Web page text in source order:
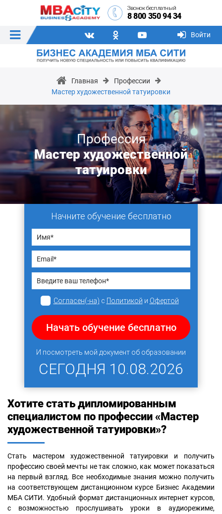
Звонок бесплатный
8 800 350 94 34
Войти
Главная
Профессии
Мастер художественной татуировки
Профессия
Мастер художественной
татуировки
Начните обучение бесплатно
Согласен(-на) с Политикой и Офертой
Начать обучение бесплатно
И посмотреть мой документ об образовании
СЕГОДНЯ 10.08.2026
Хотите стать дипломированным
специалистом по профессии «Мастер
художественной татуировки»?
Стать мастером художественной татуировки и получить
профессию своей мечты не так сложно, как может показаться
на первый взгляд. Все необходимые знания можно получить
на соответствующем дистанционном курсе Бизнес Академии
МБА СИТИ. Удобный формат дистанционных интернет курсов,
с возможностью прослушивать уроки в аудиорежиме,